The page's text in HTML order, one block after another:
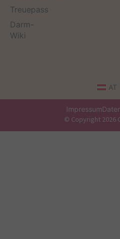
Treuepass
Darm-
Wiki
AT
Impressum
© Copyright 2026